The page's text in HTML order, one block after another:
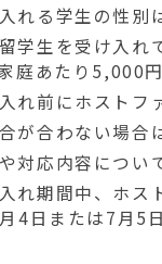
れる学生の性別
学生を受け入
庭あたり5,000
れ前にホスト
が合わない場合
対応内容につい
れ期間中、ホ
4日または7月5